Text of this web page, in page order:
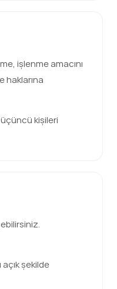
işlenme amacını
haklarına
kişileri
şekilde